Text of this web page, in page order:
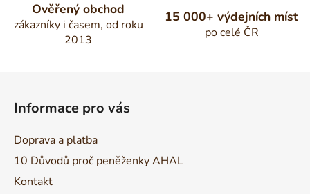
Ověřený obchod
zákazníky i časem, od roku
2013
15 000+ výdejních míst
po celé ČR
Informace pro vás
Doprava a platba
10 Důvodů proč peněženky AHAL
Kontakt